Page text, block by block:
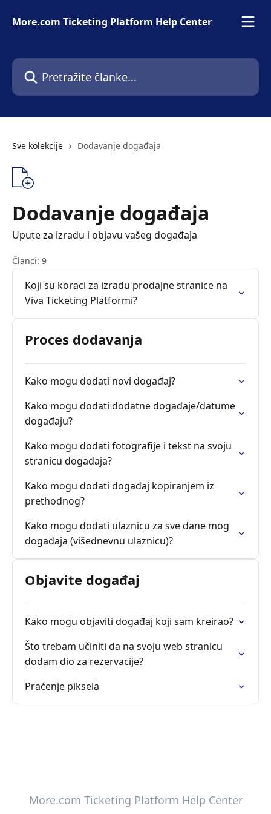
More.com Ticketing Platform Help Center
Pretražite članke...
Sve kolekcije Dodavanje događaja
Dodavanje događaja
Upute za izradu i objavu vašeg događaja
Članci: 9
Koji su koraci za izradu prodajne stranice na
Viva Ticketing Platformi?
Proces dodavanja
Kako mogu dodati novi događaj?
Kako mogu dodati dodatne događaje/datume
događaju?
Kako mogu dodati fotografije i tekst na svoju
stranicu događaja?
Kako mogu dodati događaj kopiranjem iz
prethodnog?
Kako mogu dodati ulaznicu za sve dane mog
događaja (višednevnu ulaznicu)?
Objavite događaj
Kako mogu objaviti događaj koji sam kreirao?
Što trebam učiniti da na svoju web stranicu
dodam dio za rezervacije?
Praćenje piksela
More.com Ticketing Platform Help Center